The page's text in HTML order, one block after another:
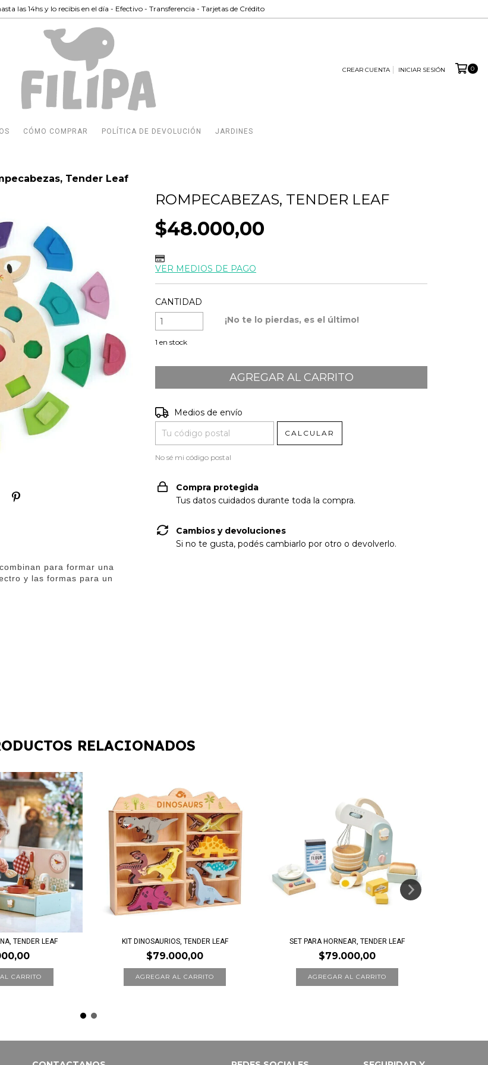
las 14hs y lo recibis en el día - Efectivo - Transferencia - Tarjetas de Crédito
CREAR CUENTA INICIAR SESIÓN 0
CÓMO COMPRAR POLÍTICA DE DEVOLUCIÓN JARDINES
Tender Leaf
para formar una
y las formas para un
ROMPECABEZAS, TENDER LEAF
$48.000,00
VER MEDIOS DE PAGO
CANTIDAD
1 en stock
¡No te lo pierdas, es el último!
Entregas para el CP:
Medios de envío
CALCULAR
No sé mi código postal
Compra protegida
Tus datos cuidados durante toda la compra.
Cambios y devoluciones
Si no te gusta, podés cambiarlo por otro o devolverlo.
RELACIONADOS
TENDER LEAF KIT DINOSAURIOS, TENDER LEAF
$79.000,00
SET PARA HORNEAR, TENDER LEAF
$79.000,00